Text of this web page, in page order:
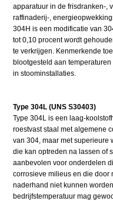
apparatuur in de frisdranken-,
raffinaderij-,
304H is een modificatie van
tot 0,10 procent wordt
te verkrijgen. Kenmerkende
blootgesteld aan
in stoominstallaties.
Type 304L (UNS S30403)
Type 304L is een laag-
roestvast staal met algemene
van 304, maar met superieure
die kan optreden na lassen of
aanbevolen voor onderdelen
corrosieve milieus en die door
naderhand niet kunnen
bedrijfstemperatuur mag